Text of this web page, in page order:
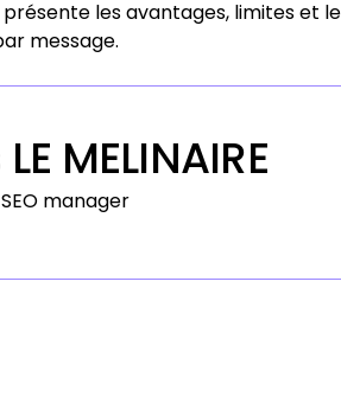
les avantages, limites et
message.
MELINAIRE
manager